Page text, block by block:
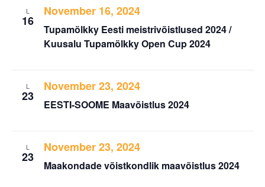
L
16
November 16, 2024
Tupamölkky Eesti meistrivõistlused 2024 /
Kuusalu Tupamölkky Open Cup 2024
L
23
November 23, 2024
EESTI-SOOME Maavõistlus 2024
L
23
November 23, 2024
Maakondade võistkondlik maavõistlus 2024